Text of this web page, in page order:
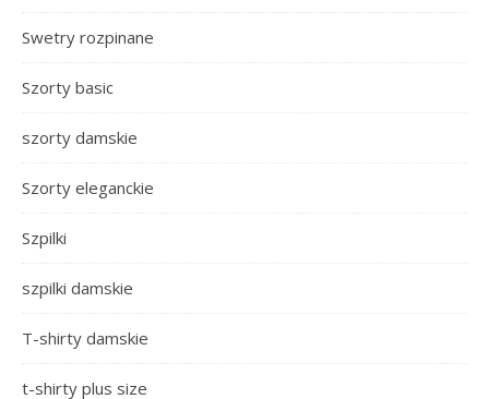
Swetry rozpinane
Szorty basic
szorty damskie
Szorty eleganckie
Szpilki
szpilki damskie
T-shirty damskie
t-shirty plus size